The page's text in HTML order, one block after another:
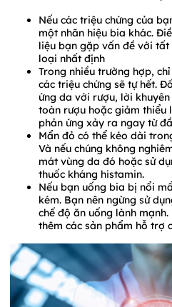
Nếu các triệu chứng của
một nhãn hiệu bia khác.
liệu bạn gặp vấn đề với tất
loại nhất định
Trong nhiều trường hợp,
các triệu chứng sẽ tự hết.
ứng da với rượu, lời
toàn rượu hoặc giảm thiểu
phản ứng xảy ra ngay từ
Mẩn đỏ có thể kéo dài
Và nếu chúng không
mát vùng da đó hoặc sử
thuốc kháng histamin.
Nếu bạn uống bia bị nổi
kém. Bạn nên ngừng sử
chế độ ăn uống lành
thêm các sản phẩm hỗ trợ